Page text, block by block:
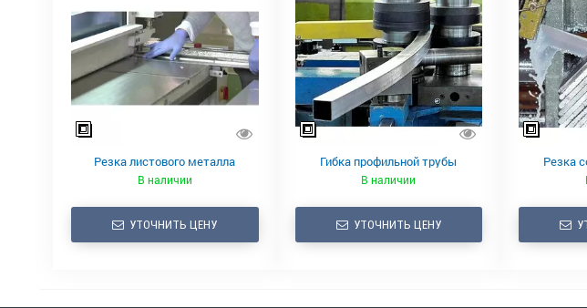
Резка листового металла
В наличии
УТОЧНИТЬ ЦЕНУ
Гибка профильной трубы
В наличии
УТОЧНИТЬ ЦЕНУ
Резка